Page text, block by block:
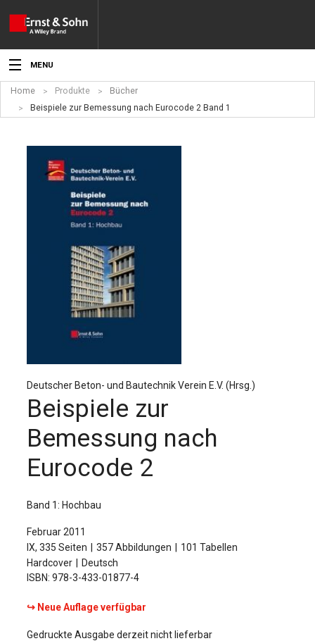
MENU
Aktuelles
Angebote
Fachgebiete
Für Autor:innen
Sprache / Language: DE Sprache / Language: EN
Home Produkte
Bücher
Beispiele zur Bemessung nach Eurocode 2 Band 1
Deutscher Beton- und Bautechnik Verein E.V. (Hrsg.)
Beispiele zur
Bemessung nach
Eurocode 2
Band 1: Hochbau
Februar 2011
IX, 335 Seiten
357 Abbildungen
101 Tabellen
Hardcover
Deutsch
ISBN: 978-3-433-01877-4
↪ Neue Auflage verfügbar
Gedruckte Ausgabe derzeit nicht lieferbar